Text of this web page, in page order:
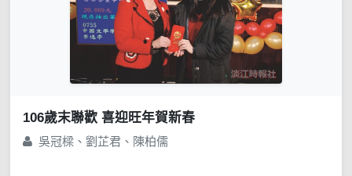
106歲末聯歡 喜迎旺年賀新春
吳冠樑、劉芷君、陳柏儒